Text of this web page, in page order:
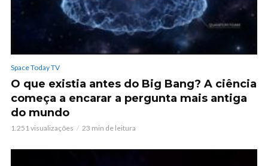
Space Today TV
O que existia antes do Big Bang? A ciência
começa a encarar a pergunta mais antiga
do mundo
1.251 visualizações 23 min de leitura